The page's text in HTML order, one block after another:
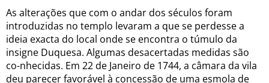
As alterações que com o andar dos séculos foram
introduzidas no templo levaram a que se perdesse a
ideia exacta do local onde se encontra o túmulo da
insigne Duquesa. Algumas desacertadas medidas são
co-nhecidas. Em 22 de Janeiro de 1744, a câmara da vila
deu parecer favorável à concessão de uma esmola de